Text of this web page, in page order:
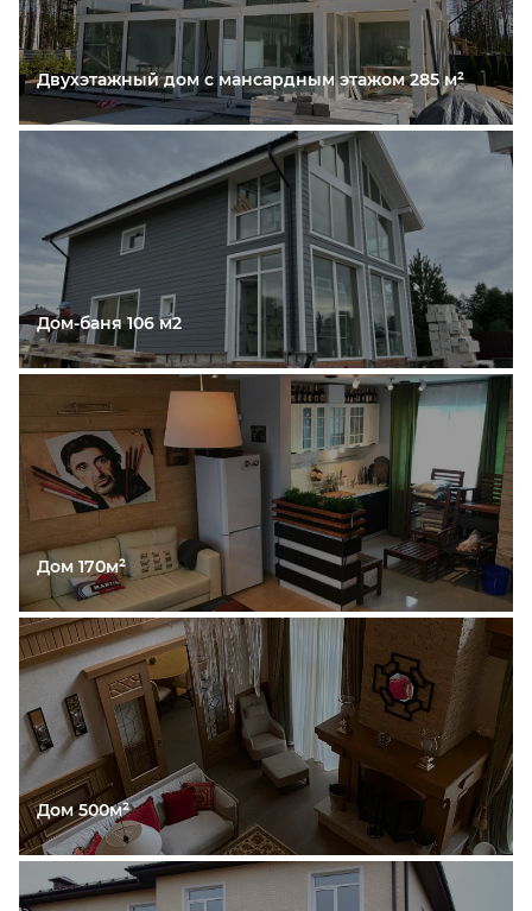
Двухэтажный дом с мансардным этажом 285 м²
Дом-баня 106 м2
Дом 170м²
Дом 500м²